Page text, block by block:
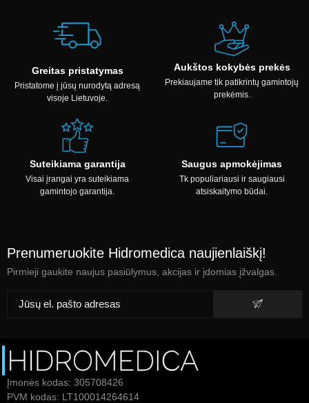
Greitas pristatymas
Pristatome į jūsų nurodytą adresą
visoje Lietuvoje.
Aukštos kokybės prekės
Prekiaujame tik patikrintų gamintojų
prekėmis.
Suteikiama garantija
Visai įrangai yra suteikiama
gamintojo garantija.
Saugus apmokėjimas
Tk populiariausi ir saugiausi
atsiskaitymo būdai.
Prenumeruokite Hidromedica naujienlaiškį!
Pirmieji gaukite naujus pasiūlymus, akcijas ir įdomias įžvalgas.
Įmonės kodas: 305708426
PVM kodas: LT100014264614